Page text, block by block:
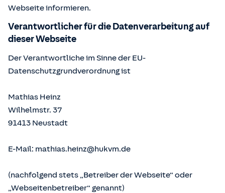
Webseite informieren.
Verantwortlicher für die Datenverarbeitung auf
dieser Webseite
Der Verantwortliche im Sinne der EU-
Datenschutzgrundverordnung ist
Mathias Heinz
Wilhelmstr. 37
91413 Neustadt
E-Mail: mathias.heinz@hukvm.de
(nachfolgend stets „Betreiber der Webseite“ oder
„Webseitenbetreiber“ genannt)